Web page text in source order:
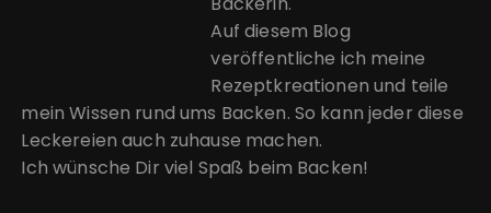
Auf diesem Blog
veröffentliche ich meine
Rezeptkreationen und teile
mein Wissen rund ums Backen. So kann jeder diese
Leckereien auch zuhause machen.
Ich wünsche Dir viel Spaß beim Backen!